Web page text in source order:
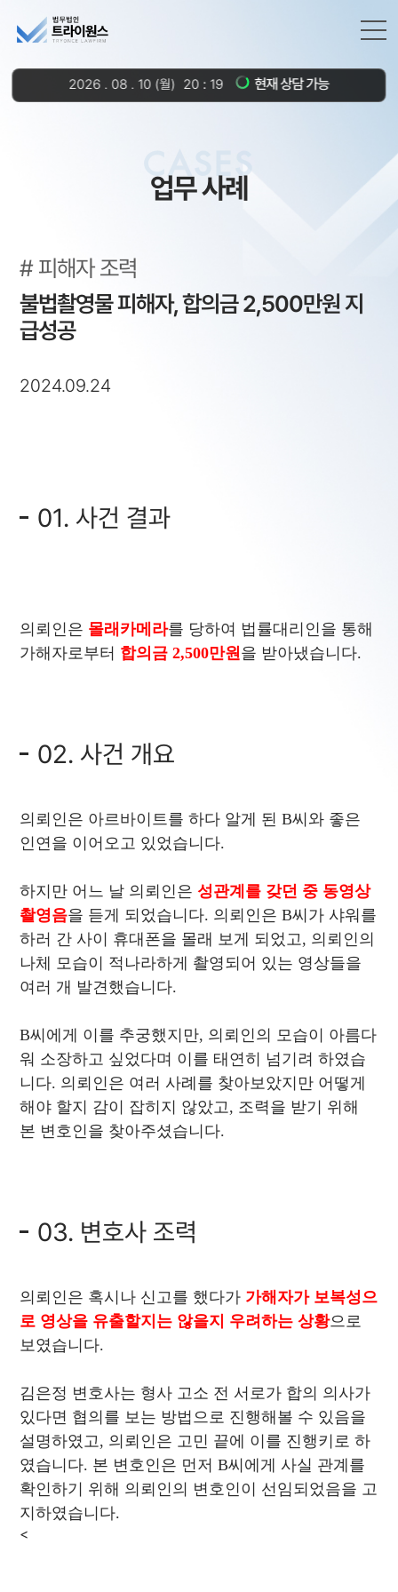
2026 . 08 . 10 (월) 20 19 현재 상담 가능
CASES
업무 사례
피해자 조력
불법촬영물 피해자, 합의금 2,500만원 지
급성공
2024.09.24
01. 사건 결과
의뢰인은 몰래카메라를 당하여 법률대리인을 통해
가해자로부터 합의금 2,500만원을 받아냈습니다.
02. 사건 개요
의뢰인은 아르바이트를 하다 알게 된 B씨와 좋은
인연을 이어오고 있었습니다.
하지만 어느 날 의뢰인은성관계를 갖던 중 동영상
촬영음을 듣게 되었습니다. 의뢰인은 B씨가 샤워를
하러 간 사이 휴대폰을 몰래 보게 되었고, 의뢰인의
나체 모습이 적나라하게 촬영되어 있는 영상들을
여러 개 발견했습니다.
B씨에게 이를 추궁했지만, 의뢰인의 모습이 아름다
워 소장하고 싶었다며 이를 태연히 넘기려 하였습
니다. 의뢰인은 여러 사례를 찾아보았지만 어떻게
해야 할지 감이 잡히지 않았고, 조력을 받기 위해
본 변호인을 찾아주셨습니다.
03. 변호사 조력
의뢰인은 혹시나 신고를 했다가 가해자가 보복성으
로 영상을 유출할지는 않을지 우려하는 상황으로
보였습니다.
김은정 변호사는 형사 고소 전 서로가 합의 의사가
있다면 협의를 보는 방법으로 진행해볼 수 있음을
설명하였고, 의뢰인은 고민 끝에 이를 진행키로 하
였습니다. 본 변호인은 먼저 B씨에게 사실 관계를
확인하기 위해 의뢰인의 변호인이 선임되었음을 고
지하였습니다.
<